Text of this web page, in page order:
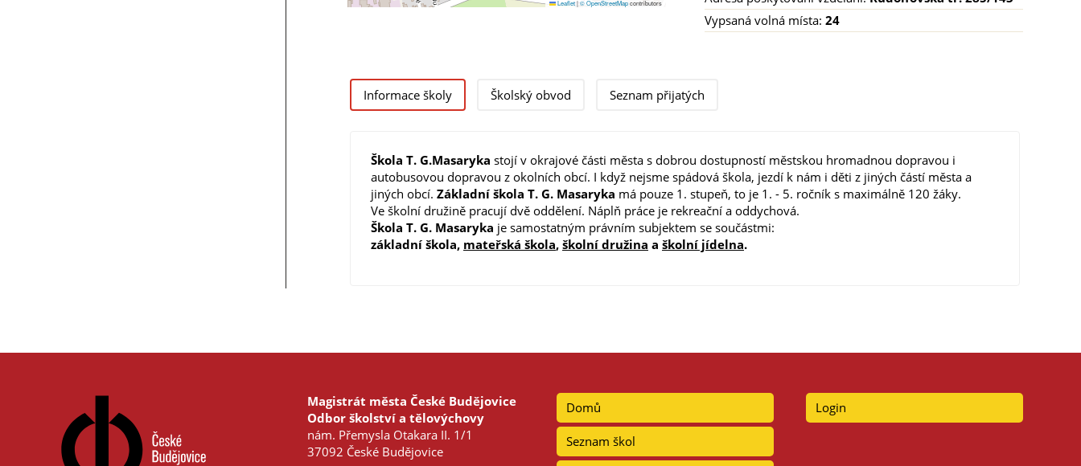
Leaflet | © OpenStreetMapcontributors
Vypsaná volná místa:24
Informace školy Školský obvod Seznam přijatých
Škola T. G.Masaryka stojí v okrajové části města s dobrou dostupností městskou hromadnou dopravou i
autobusovou dopravou z okolních obcí. I když nejsme spádová škola, jezdí k nám i děti z jiných částí města a
jiných obcí. Základní škola T. G. Masaryka má pouze 1. stupeň, to je 1. - 5. ročník s maximálně 120 žáky.
Ve školní družině pracují dvě oddělení. Náplň práce je rekreační a oddychová.
Škola T. G. Masaryka je samostatným právním subjektem se součástmi:
základní škola, mateřská škola, školní družina a školní jídelna.
Magistrát města České Budějovice
Odbor školství a tělovýchovy
nám. Přemysla Otakara II. 1/1
37092 České Budějovice
Domů
Seznam škol
Login